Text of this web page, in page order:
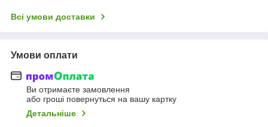
Всі умови доставки
Умови оплати
Ви отримаєте замовлення
або гроші повернуться на вашу картку
Детальніше